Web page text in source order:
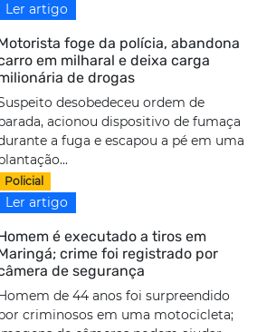
Ler artigo
foge da polícia, abandona
em milharal e deixa carga
de drogas
desobedeceu ordem de
acionou dispositivo de fumaça
a fuga e escapou a pé em uma
Policial
Ler artigo
é executado a tiros em
crime foi registrado por
de segurança
Homem de 44 anos foi surpreendido
criminosos em uma motocicleta;